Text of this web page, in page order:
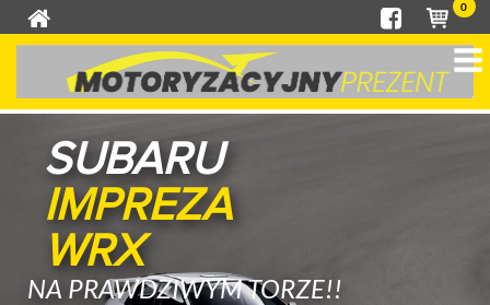
0
SUBARU
IMPREZA
WRX
NA PRAWDZIWYM TORZE!!